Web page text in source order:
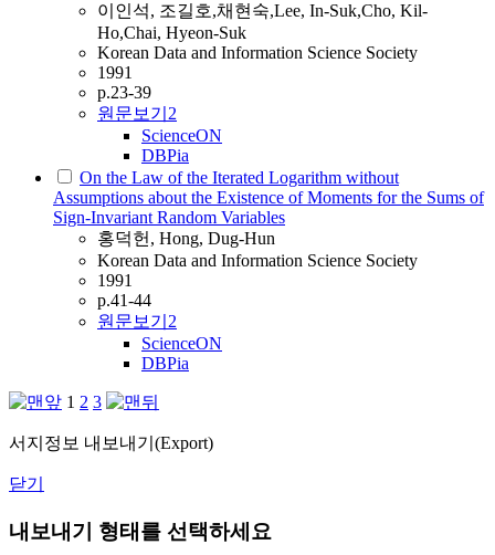
이인석, 조길호,채현숙,Lee, In-Suk,Cho, Kil-
Ho,Chai, Hyeon-Suk
Korean Data and Information Science Society
1991
p.23-39
원문보기 2
ScienceON
DBPia
On the Law of the Iterated Logarithm without
Assumptions about the Existence of Moments for the Sums of
Sign-Invariant Random Variables
홍덕헌, Hong, Dug-Hun
Korean Data and Information Science Society
1991
p.41-44
원문보기 2
ScienceON
DBPia
1 2 3
서지정보 내보내기(Export)
닫기
내보내기 형태를 선택하세요